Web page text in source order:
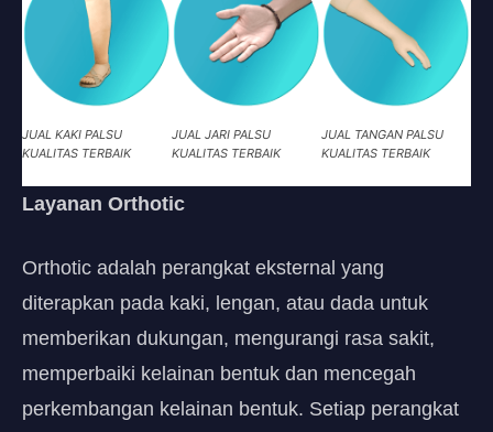
JUAL KAKI PALSU
KUALITAS TERBAIK
JUAL JARI PALSU
KUALITAS TERBAIK
JUAL TANGAN PALSU
KUALITAS TERBAIK
Layanan Orthotic
Orthotic adalah perangkat eksternal yang
diterapkan pada kaki, lengan, atau dada untuk
memberikan dukungan, mengurangi rasa sakit,
memperbaiki kelainan bentuk dan mencegah
perkembangan kelainan bentuk. Setiap perangkat